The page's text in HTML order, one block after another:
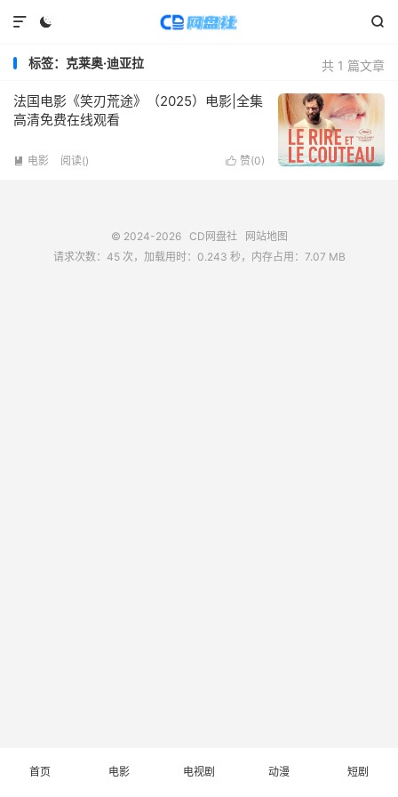
 

共 1 篇文章
标签：克莱奥·迪亚拉
法国电影《笑刃荒途》（2025）电影|全集
高清免费在线观看
 赞(0)
 电影 阅读()
© 2024-2026 CD网盘社
网站地图
请求次数：45 次，加载用时：0.243 秒，内存占用：7.07 MB
首页 电影 电视剧 动漫 短剧